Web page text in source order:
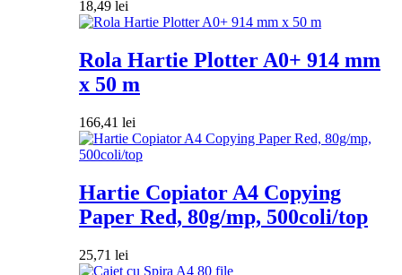
18,49 lei
Rola Hartie Plotter A0+ 914 mm
x 50 m
166,41 lei
Hartie Copiator A4 Copying
Paper Red, 80g/mp, 500coli/top
25,71 lei